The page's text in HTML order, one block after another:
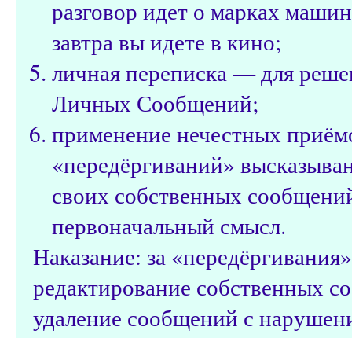
разговор идет о марках
завтра вы идете в кино;
личная переписка — для
Личных Сообщений;
применение нечестных
«передёргиваний»
своих собственных
первоначальный смысл.
Наказание: за
редактирование собственных
удаление сообщений с